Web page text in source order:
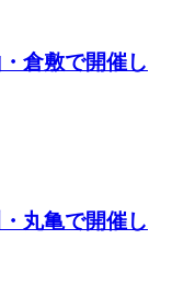
倉敷で開催し
丸亀で開催し